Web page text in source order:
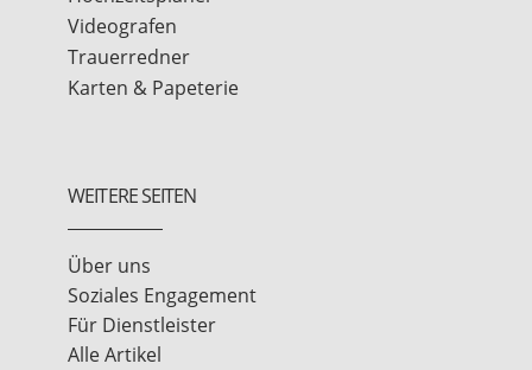
Videografen
Trauerredner
Karten & Papeterie
WEITERE SEITEN
Über uns
Soziales Engagement
Für Dienstleister
Alle Artikel